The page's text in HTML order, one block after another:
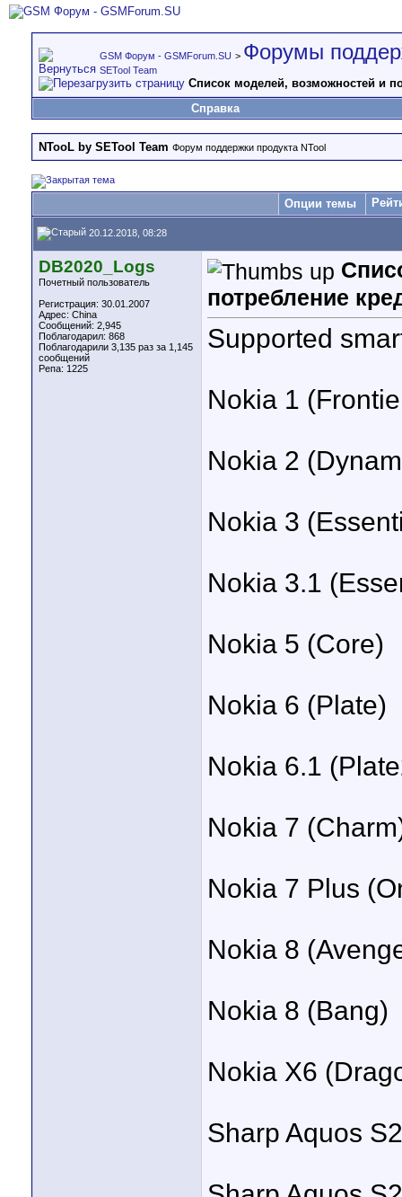
GSM Форум - GSMForum.SU > Форумы
SETool Team
Список моделей, возможностей и
Справка
NTooL by SETool Team Форум поддержки продукта NTool
Опции темы
20.12.2018, 08:28
DB2020_Logs
Почетный пользователь
Регистрация: 30.01.2007
Адрес: China
Сообщений: 2,945
Поблагодарил: 868
Поблагодарили 3,135 раз за 1,145
сообщений
Репа: 1225
потребление
Supported
Nokia 1
Nokia 2
Nokia 3
Nokia 3.1
Nokia 5 (Core)
Nokia 6 (Plate)
Nokia 6.1
Nokia 7
Nokia 7 Plus
Nokia 8
Nokia 8 (Bang)
Nokia X6
Sharp Aquos